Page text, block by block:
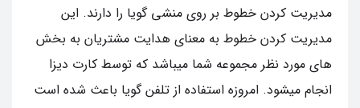
مدیریت کردن خطوط بر روی منشی گویا را دارند. این
مدیریت کردن خطوط به معنای هدایت مشتریان به بخش
های مورد نظر مجموعه شما میباشد که توسط کارت دیزا
انجام میشود. امروزه استفاده از تلفن گویا باعث شده است